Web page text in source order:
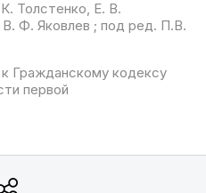
Толстенко, Е. В.
Ф. Яковлев ; под ред. П.В.
Гражданскому кодексу
первой